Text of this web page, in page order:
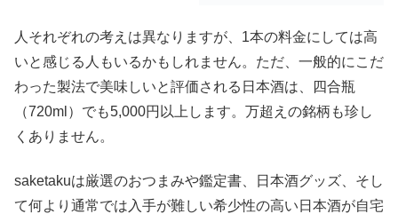
人それぞれの考えは異なりますが、1本の料金にしては高
いと感じる人もいるかもしれません。ただ、一般的にこだ
わった製法で美味しいと評価される日本酒は、四合瓶
（720ml）でも5,000円以上します。万超えの銘柄も珍し
くありません。
saketakuは厳選のおつまみや鑑定書、日本酒グッズ、そし
て何より通常では入手が難しい希少性の高い日本酒が自宅